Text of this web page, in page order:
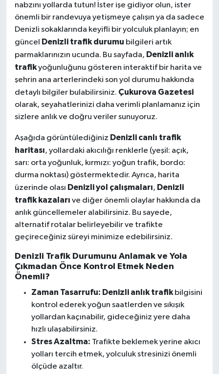
nabzını yollarda tutun! İster işe gidiyor olun, ister
önemli bir randevuya yetişmeye çalışın ya da sadece
Denizli sokaklarında keyifli bir yolculuk planlayın; en
güncel
Denizli trafik durumu bilgileri artık
parmaklarınızın ucunda. Bu sayfada, Denizli anlık
trafikyoğunluğunu gösteren interaktif bir harita ve
şehrin ana arterlerindeki son yol durumu hakkında
detaylı bilgiler bulabilirsiniz. Çukurova Gazetesi
olarak, seyahatlerinizi daha verimli planlamanız için
sizlere anlık ve doğru veriler sunuyoruz.
Aşağıda görüntülediğiniz Denizli canlı trafik
haritası, yollardaki akıcılığı renklerle (yeşil: açık,
sarı: orta yoğunluk, kırmızı: yoğun trafik, bordo:
durma noktası) göstermektedir. Ayrıca, harita
üzerinde olası Denizli yol çalışmaları, Denizli
trafik kazaları ve diğer önemli olaylar hakkında da
anlık güncellemeler alabilirsiniz. Bu sayede,
alternatif rotalar belirleyebilir ve trafikte
geçireceğiniz süreyi minimize edebilirsiniz.
Denizli Trafik Durumunu Anlamak ve Yola
Çıkmadan Önce Kontrol Etmek Neden
Önemli?
Zaman Tasarrufu: Denizli anlık trafikbilgisini
kontrol ederek yoğun saatlerden ve sıkışık
yollardan kaçınabilir, gideceğiniz yere daha
hızlı ulaşabilirsiniz.
Stres Azaltma: Trafikte beklemek yerine akıcı
yolları tercih etmek, yolculuk stresinizi önemli
ölçüde azaltır.